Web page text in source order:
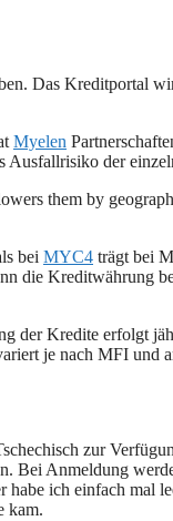
Das Kreditportal
Myelen
der
them by
bei MYC4 trägt bei
die Kreditwährung
der Kredite erfolgt
je nach MFI und
zur
Bei Anmeldung
ich einfach mal
kam.